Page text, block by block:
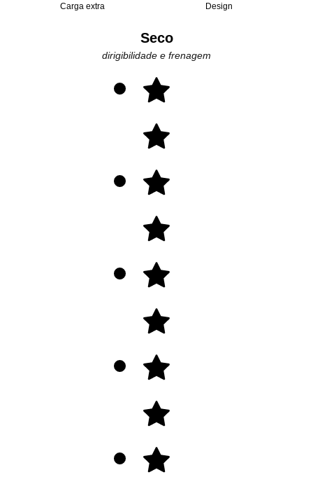
Carga extra Design
Seco
dirigibilidade e frenagem